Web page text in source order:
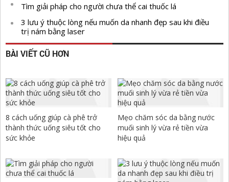
Tìm giải pháp cho người chưa thể cai thuốc lá
3 lưu ý thuộc lòng nếu muốn da nhanh đẹp sau khi điều
trị nám bằng laser
BÀI VIẾT CŨ HƠN
8 cách uống giúp cà phê trở
thành thức uống siêu tốt cho
sức khỏe
Mẹo chăm sóc da bằng nước
muối sinh lý vừa rẻ tiền vừa
hiệu quả